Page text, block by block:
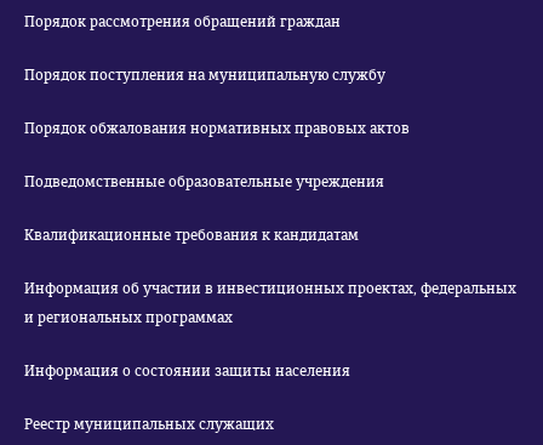
Порядок рассмотрения обращений граждан
Порядок поступления на муниципальную службу
Порядок обжалования нормативных правовых актов
Подведомственные образовательные учреждения
Квалификационные требования к кандидатам
Информация об участии в инвестиционных проектах, федеральных
и региональных программах
Информация о состоянии защиты населения
Реестр муниципальных служащих